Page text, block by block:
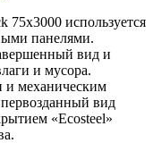
75х3000 используется
панелями.
вид и
и мусора.
и механическим
первозданный вид
«Ecosteel»